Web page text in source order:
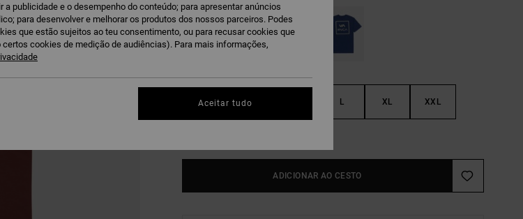
XS S L XL XXL
ADICIONAR AO CESTO
publicidade e o desempenho do conteúdo; para apresentar anúncios
para desenvolver e melhorar os produtos dos nossos parceiros. Podes
que estão sujeitos ao teu consentimento, ou para recusar cookies que
cookies de medição de audiências). Para mais informações,
Aceitar tudo